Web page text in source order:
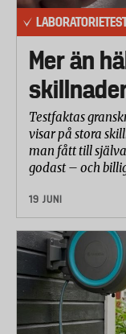
Mer än
Testfaktas
visar på stora
man fått till
godast – och
19 JUNI